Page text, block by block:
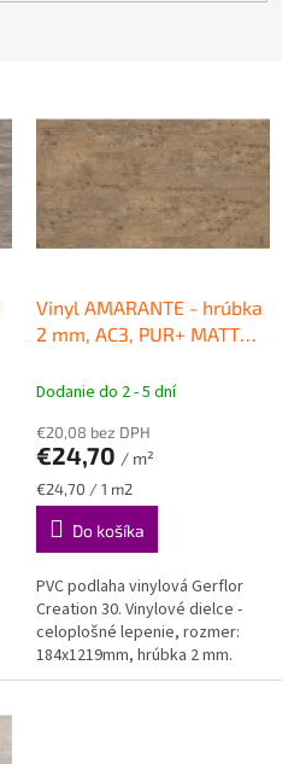
Vinyl AMARANTE - hrúbka
2 mm, AC3, PUR+ MATT
Gerflor
Dodanie do 2 - 5 dní
€20,08 bez DPH
€24,70 / m²
Jednotková
cena:
€24,70 / 1 m2
Do košíka
PVC podlaha vinylová Gerflor
Creation 30. Vinylové dielce -
celoplošné lepenie, rozmer:
184x1219mm, hrúbka 2 mm.